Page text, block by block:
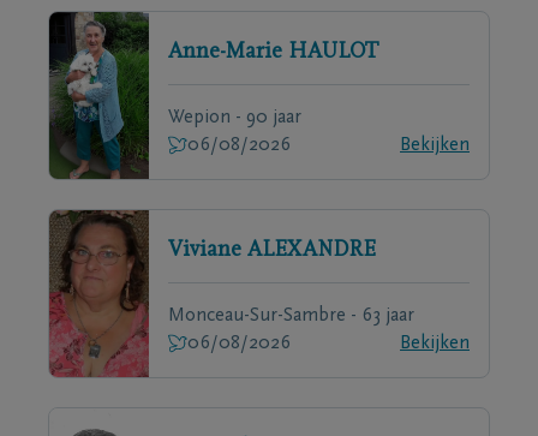
Anne-Marie HAULOT
Wepion - 90 jaar
06/08/2026
Bekijken
Viviane ALEXANDRE
Monceau-Sur-Sambre - 63 jaar
06/08/2026
Bekijken